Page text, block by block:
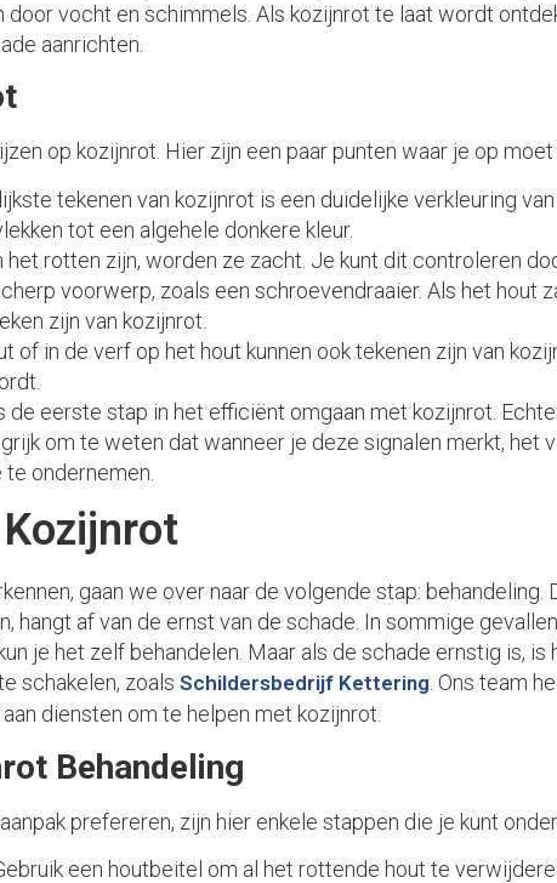
door vocht en schimmels. Als kozijnrot te laat wordt
aanrichten.
op kozijnrot. Hier zijn een paar punten waar je op
tekenen van kozijnrot is een duidelijke verkleuring
tot een algehele donkere kleur.
het rotten zijn, worden ze zacht. Je kunt dit controleren
voorwerp, zoals een schroevendraaier. Als het hout
zijn van kozijnrot.
of in de verf op het hout kunnen ook tekenen zijn van
de eerste stap in het efficiënt omgaan met kozijnrot.
om te weten dat wanneer je deze signalen merkt, het
ondernemen.
gaan we over naar de volgende stap: behandeling.
hangt af van de ernst van de schade. In sommige
je het zelf behandelen. Maar als de schade ernstig is, is
schakelen, zoals Schildersbedrijf Kettering . Ons team
diensten om te helpen met kozijnrot.
Behandeling
prefereren, zijn hier enkele stappen die je kunt
een houtbeitel om al het rottende hout te